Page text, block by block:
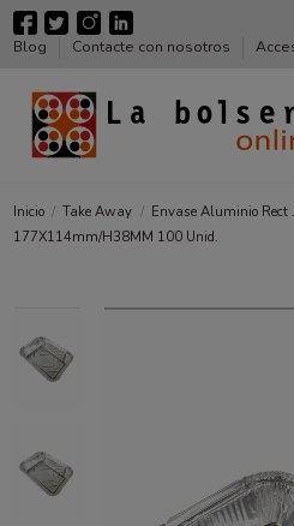
Blog Contacte con nosotros
Inicio Take Away
Envase Aluminio Rect
177X114mm/H38MM 100 Unid.